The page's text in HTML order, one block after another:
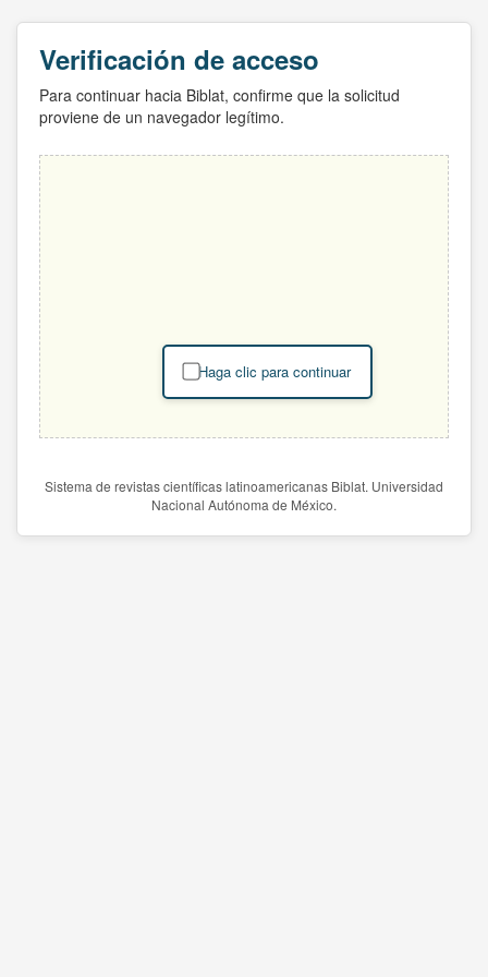
Verificación de acceso
Para continuar hacia Biblat, confirme que la solicitud
proviene de un navegador legítimo.
Haga clic para continuar
Sistema de revistas científicas latinoamericanas Biblat. Universidad
Nacional Autónoma de México.